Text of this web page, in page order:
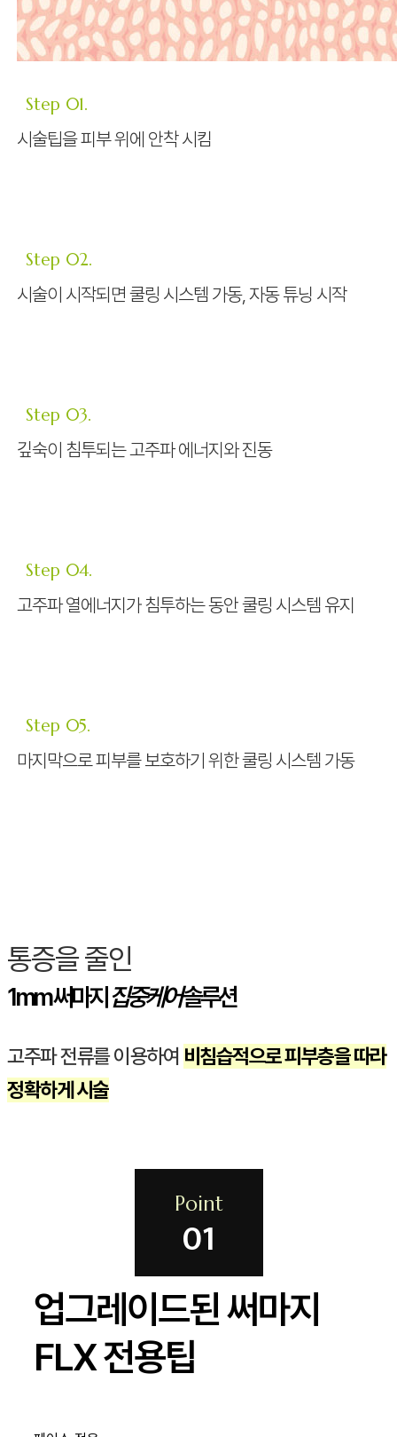
Step 01.
시술팁을 피부 위에 안착 시킴
Step 02.
시술이 시작되면 쿨링 시스템 가동, 자동 튜닝 시작
Step 03.
깊숙이 침투되는 고주파 에너지와 진동
Step 04.
고주파 열에너지가 침투하는 동안 쿨링 시스템 유지
Step 05.
마지막으로 피부를 보호하기 위한 쿨링 시스템 가동
통증을 줄인
1mm 써마지 집중케어솔루션
고주파 전류를 이용하여 비침습적으로 피부층을 따라
정확하게 시술
Point
01
업그레이드된 써마지
FLX 전용팁